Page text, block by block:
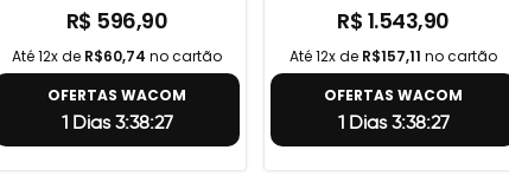
R$ 596,90
Até 12x de R$60,74 no cartão
OFERTAS WACOM
1 Dias 3:38:27
R$ 1.543,90
Até 12x de R$157,11 no cartão
OFERTAS WACOM
1 Dias 3:38:27